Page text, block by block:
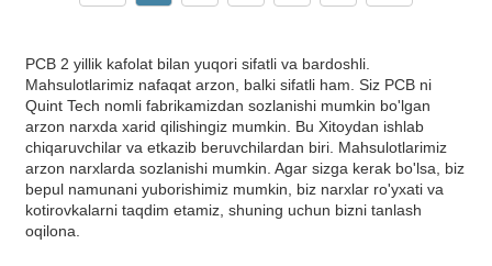
PCB 2 yillik kafolat bilan yuqori sifatli va bardoshli.
Mahsulotlarimiz nafaqat arzon, balki sifatli ham. Siz PCB ni
Quint Tech nomli fabrikamizdan sozlanishi mumkin bo'lgan
arzon narxda xarid qilishingiz mumkin. Bu Xitoydan ishlab
chiqaruvchilar va etkazib beruvchilardan biri. Mahsulotlarimiz
arzon narxlarda sozlanishi mumkin. Agar sizga kerak bo'lsa, biz
bepul namunani yuborishimiz mumkin, biz narxlar ro'yxati va
kotirovkalarni taqdim etamiz, shuning uchun bizni tanlash
oqilona.